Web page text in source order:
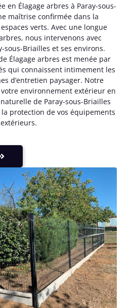
en Élagage arbres à Paray-sous-
maîtrise confirmée dans la
verts. Avec une longue
nous intervenons avec
sous-Briailles et ses environs.
Élagage arbres est menée par
qui connaissent intimement les
d’entretien paysager. Notre
environnement extérieur en
de Paray-sous-Briailles
protection de vos équipements
extérieurs.